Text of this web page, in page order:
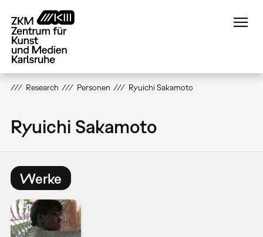
zum
Inhalt
Research Personen Ryuichi Sakamoto
Ryuichi Sakamoto
Werke